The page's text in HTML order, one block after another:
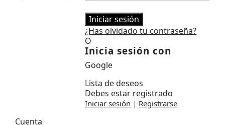
Iniciar sesión
¿Has olvidado tu contraseña?
O
Inicia sesión con
Google
Lista de deseos
Debes estar registrado
Iniciar sesión | Registrarse
Cuenta